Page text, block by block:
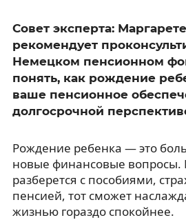
Совет эксперта:
рекомендует
Немецком пенсионном
понять, как рождение
ваше пенсионное
долгосрочной
Рождение ребенка — это
новые финансовые вопросы.
разберется с пособиями,
пенсией, тот сможет
жизнью гораздо спокойнее.